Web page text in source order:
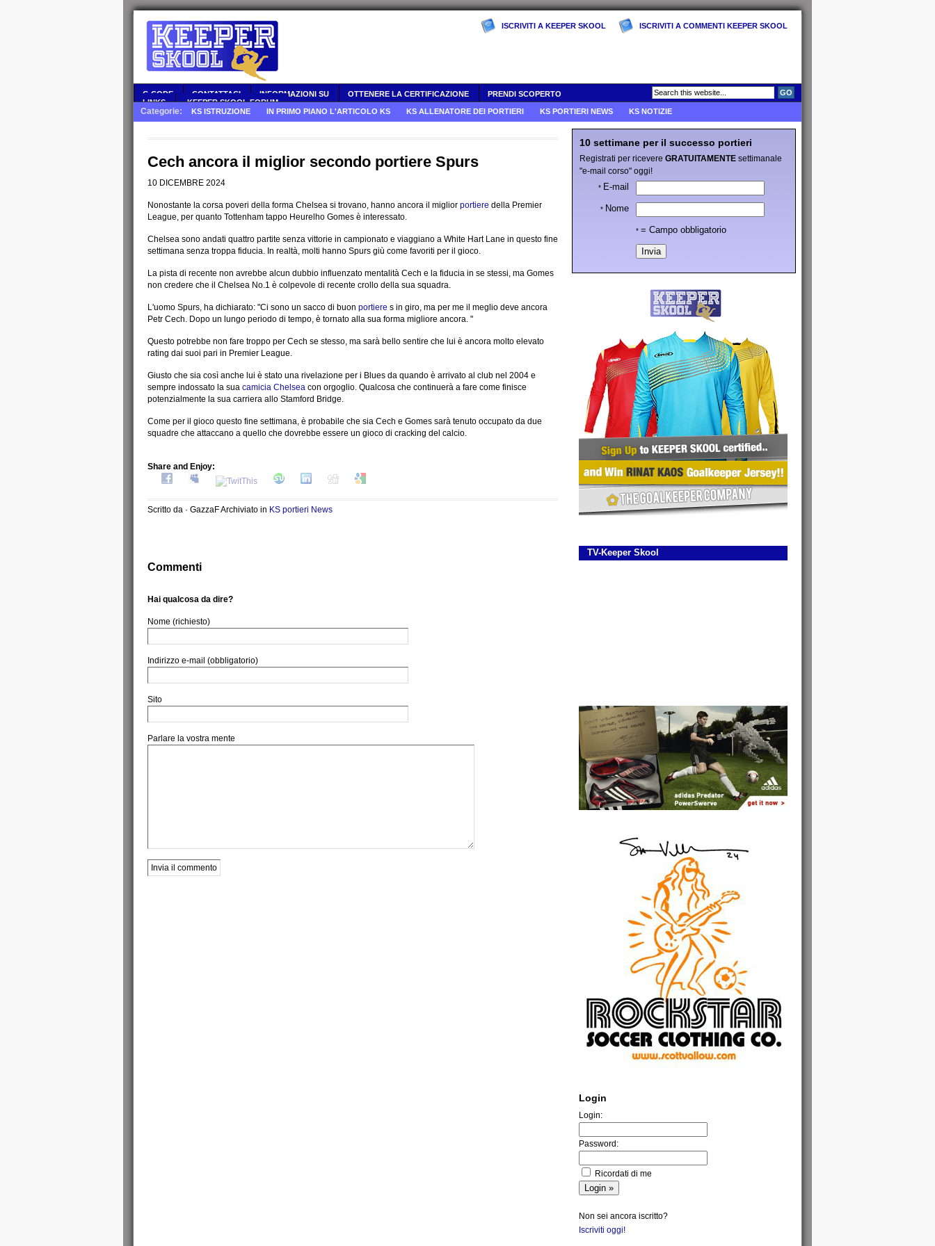
ISCRIVITI A KEEPER SKOOL ISCRIVITI A COMMENTI KEEPER SKOOL
G CODE CONTATTACI INFORMAZIONI SU OTTENERE LA CERTIFICAZIONE
PRENDI SCOPERTO
LINKS
-KEEPER SKOOL FORUM
Categorie: KS ISTRUZIONE IN PRIMO PIANO L'ARTICOLO KS KS ALLENATORE DEI PORTIERI KS PORTIERI NEWS KS NOTIZIE
Cech ancora il miglior secondo portiere Spurs
10 DICEMBRE 2024
Nonostante la corsa poveri della forma Chelsea si trovano, hanno ancora il miglior portiere della Premier
League, per quanto Tottenham tappo Heurelho Gomes è interessato.
Chelsea sono andati quattro partite senza vittorie in campionato e viaggiano a White Hart Lane in questo fine
settimana senza troppa fiducia. In realtà, molti hanno Spurs giù come favoriti per il gioco.
La pista di recente non avrebbe alcun dubbio influenzato mentalità Cech e la fiducia in se stessi, ma Gomes
non credere che il Chelsea No.1 è colpevole di recente crollo della sua squadra.
L'uomo Spurs, ha dichiarato: "Ci sono un sacco di buon portiere s in giro, ma per me il meglio deve ancora
Petr Cech. Dopo un lungo periodo di tempo, è tornato alla sua forma migliore ancora. "
Questo potrebbe non fare troppo per Cech se stesso, ma sarà bello sentire che lui è ancora molto elevato
rating dai suoi pari in Premier League.
Giusto che sia così anche lui è stato una rivelazione per i Blues da quando è arrivato al club nel 2004 e
sempre indossato la sua camicia Chelsea con orgoglio. Qualcosa che continuerà a fare come finisce
potenzialmente la sua carriera allo Stamford Bridge.
Come per il gioco questo fine settimana, è probabile che sia Cech e Gomes sarà tenuto occupato da due
squadre che attaccano a quello che dovrebbe essere un gioco di cracking del calcio.
Share and Enjoy:
Scritto da · GazzaF Archiviato in KS portieri News
Commenti
Hai qualcosa da dire?
Nome (richiesto)
Indirizzo e-mail (obbligatorio)
Sito
Parlare la vostra mente
10 settimane per il successo portieri
Registrati per ricevere GRATUITAMENTE settimanale
"e-mail corso" oggi!
* E-mail
* Nome
* = Campo obbligatorio
TV-Keeper Skool
Login
Login:
Password:
Ricordati di me
Non sei ancora iscritto?
Iscriviti oggi!